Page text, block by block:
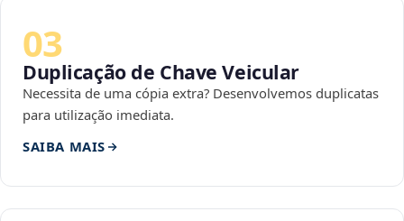
03
Duplicação de Chave Veicular
Necessita de uma cópia extra? Desenvolvemos duplicatas
para utilização imediata.
SAIBA MAIS